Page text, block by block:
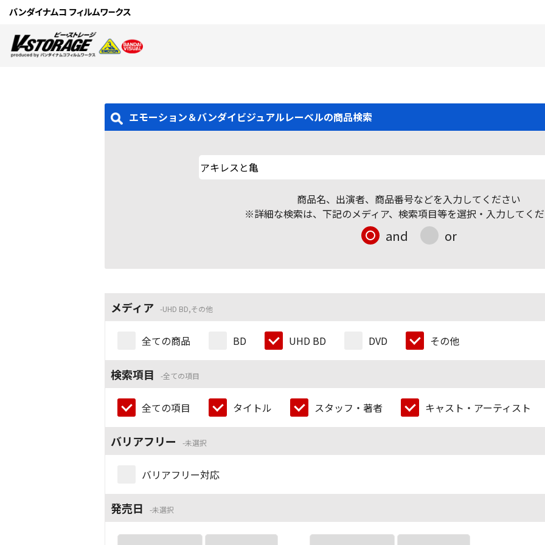
エモーション＆バンダイビジュアルレーベルの商品検索
商品名、出演者、商品番号などを入力してください
※詳細な検索は、下記のメディア、検索項目等を選択・入力してく
and or
メディア UHD BD,その他
全ての商品 BD UHD BD DVD その他
検索項目 全ての項目
全ての項目 タイトル スタッフ・著者 キャスト・アーティスト
バリアフリー 未選択
バリアフリー対応
発売日 未選択